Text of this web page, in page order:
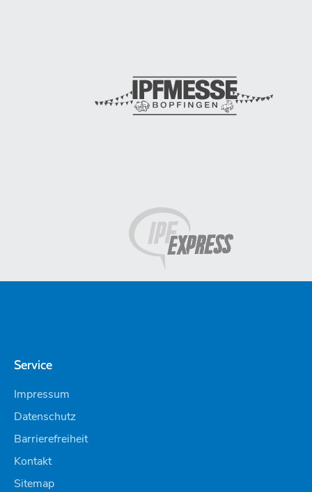
Service
Impressum
Datenschutz
Barrierefreiheit
Kontakt
Sitemap